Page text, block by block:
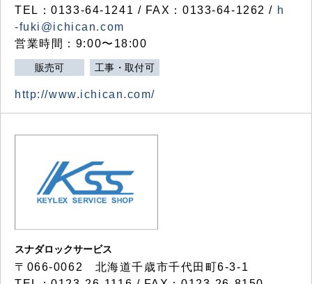
TEL：0133-64-1241 / FAX：0133-64-1262 / h
-fuki@ichican.com
営業時間：9:00〜18:00
販売可 工事・取付可
http://www.ichican.com/
スナダロックサービス
〒066-0062 北海道千歳市千代田町6-3-1